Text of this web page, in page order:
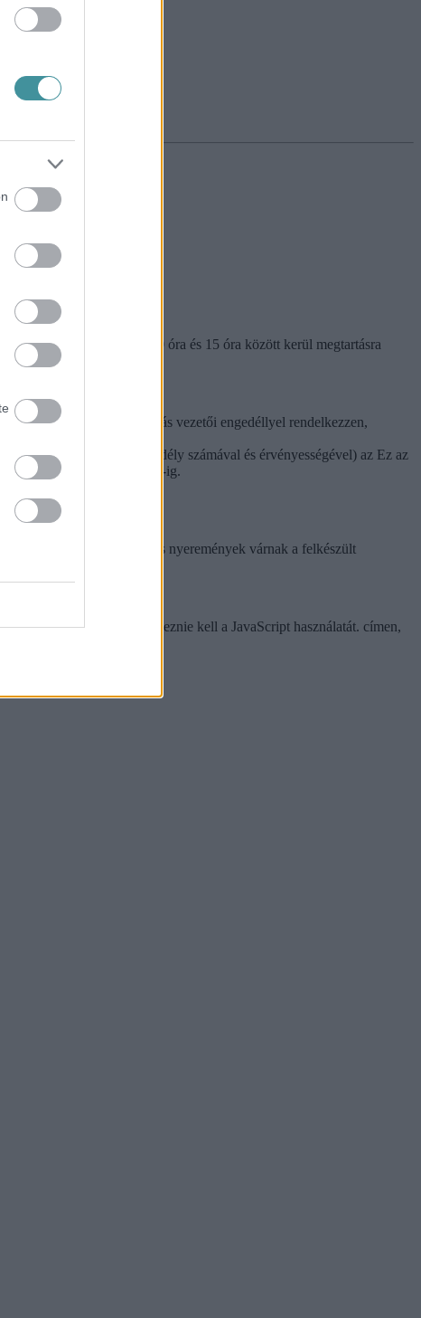
28-án (szombaton) 10 óra és 15 óra között kerül megtartásra
fő érvényes „B” kategóriás vezetői engedéllyel rendelkezzen,
felnőtt esetében az engedély számával és érvényességével) az Ez az
legkésőbb 2022. május 21-ig.
részesíti.
ahol további értékes nyeremények várnak a felkészült
engedélyeznie kell a JavaScript használatát. címen,